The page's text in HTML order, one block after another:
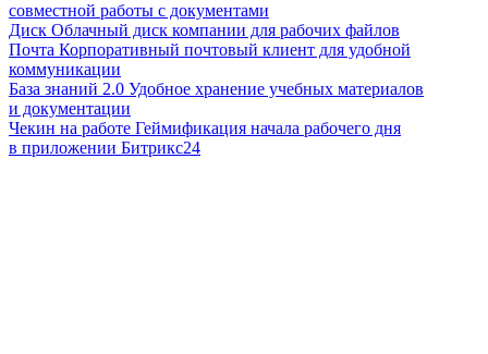
совместной работы с документами
Диск Облачный диск компании для рабочих файлов
Почта Корпоративный почтовый клиент для удобной
коммуникации
База знаний 2.0 Удобное хранение учебных материалов
и документации
Чекин на работе Геймификация начала рабочего дня
в приложении Битрикс24